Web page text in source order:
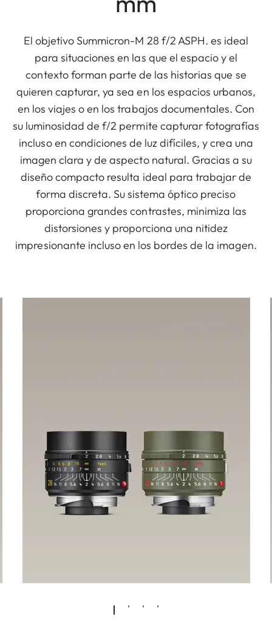
El objetivo Summicron-M 28 f/2 ASPH. es ideal
para situaciones en las que el espacio y el
contexto forman parte de las historias que se
quieren capturar, ya sea en los espacios urbanos,
en los viajes o en los trabajos documentales. Con
su luminosidad de f/2 permite capturar fotografías
incluso en condiciones de luz difíciles, y crea una
imagen clara y de aspecto natural. Gracias a su
diseño compacto resulta ideal para trabajar de
forma discreta. Su sistema óptico preciso
proporciona grandes contrastes, minimiza las
distorsiones y proporciona una nitidez
impresionante incluso en los bordes de la imagen.